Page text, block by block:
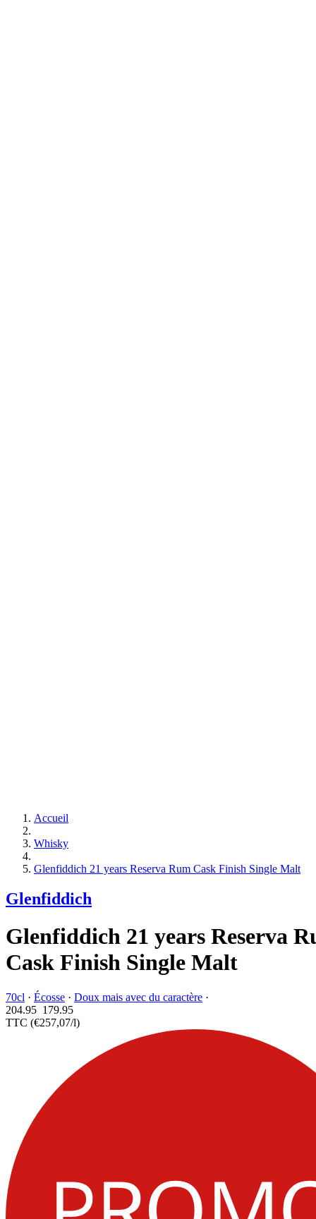
Accueil
Whisky
Glenfiddich 21 years Reserva Rum Cask Finish Single Malt
Glenfiddich
Glenfiddich 21 years Reserva
Cask Finish Single Malt
70cl · Écosse · Doux mais avec du caractère ·
204.95 179.95
TTC (€257,07/l)